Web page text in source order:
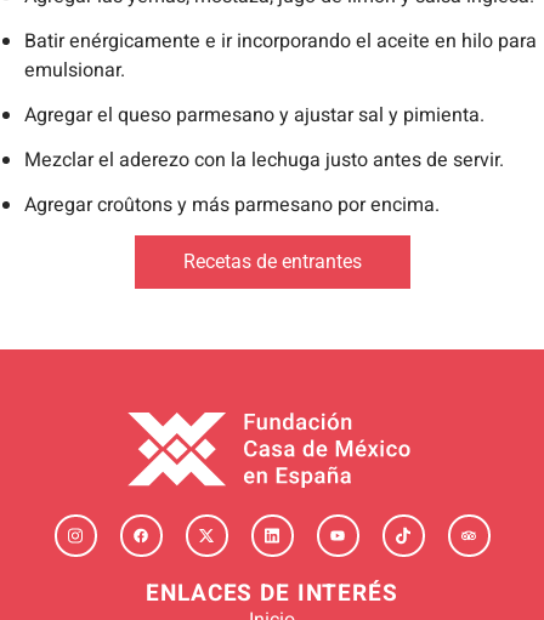
Batir enérgicamente e ir incorporando el aceite en hilo para
emulsionar.
Agregar el queso parmesano y ajustar sal y pimienta.
Mezclar el aderezo con la lechuga justo antes de servir.
Agregar croûtons y más parmesano por encima.
Recetas de entrantes
ENLACES DE INTERÉS